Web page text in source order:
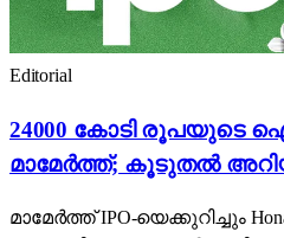
Editorial
24000 കോടി രൂപയുടെ
മാമേർത്ത്; കൂടുതൽ
മാമേർത്ത് IPO-യെക്കുറിച്ചും